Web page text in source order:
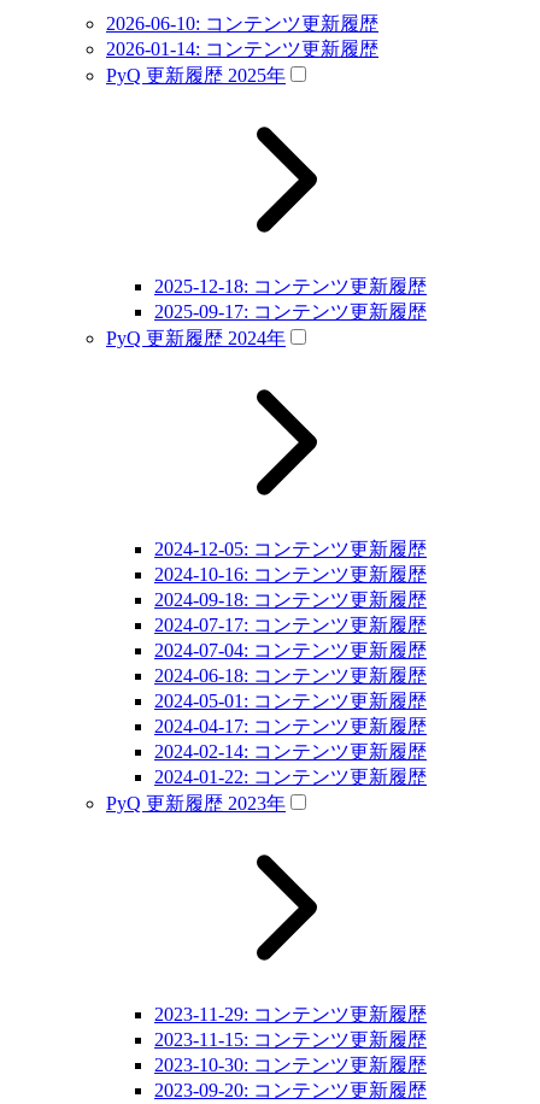
2026-06-10: コンテンツ更新履歴
2026-01-14: コンテンツ更新履歴
PyQ 更新履歴 2025年
2025-12-18: コンテンツ更新履歴
2025-09-17: コンテンツ更新履歴
PyQ 更新履歴 2024年
2024-12-05: コンテンツ更新履歴
2024-10-16: コンテンツ更新履歴
2024-09-18: コンテンツ更新履歴
2024-07-17: コンテンツ更新履歴
2024-07-04: コンテンツ更新履歴
2024-06-18: コンテンツ更新履歴
2024-05-01: コンテンツ更新履歴
2024-04-17: コンテンツ更新履歴
2024-02-14: コンテンツ更新履歴
2024-01-22: コンテンツ更新履歴
PyQ 更新履歴 2023年
2023-11-29: コンテンツ更新履歴
2023-11-15: コンテンツ更新履歴
2023-10-30: コンテンツ更新履歴
2023-09-20: コンテンツ更新履歴